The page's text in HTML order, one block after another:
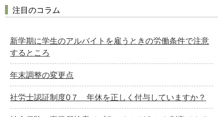
注目のコラム
新学期に学生のアルバイトを雇うときの労働条件で注意
するところ
年末調整の変更点
社労士認証制度0７ 年休を正しく付与していますか？